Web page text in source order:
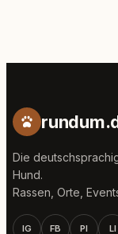
Die
Hund.
Rassen, Orte,
IG FB PI LI